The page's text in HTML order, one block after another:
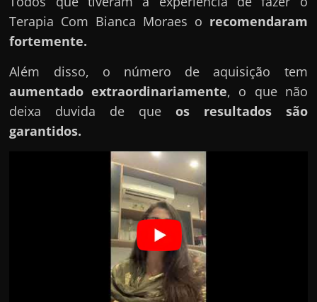
c
o
m
o
🤔
Terapia Com Bianca Moraes o recomendaram
fortemente.
Além disso, o número de aquisição tem
aumentado extraordinariamente, o que não
deixa duvida de que os resultados são
garantidos.